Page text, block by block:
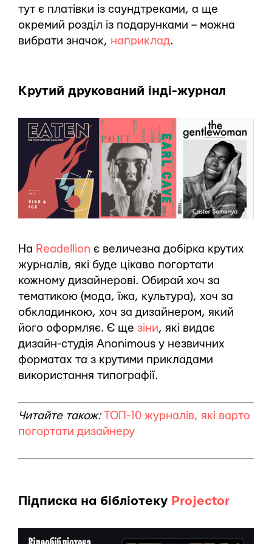
тут є платівки із саундтреками, а ще
окремий розділ із подарунками – можна
вибрати значок, наприклад.
Крутий друкований інді-журнал
На Readellion є величезна добірка крутих
журналів, які буде цікаво погортати
кожному дизайнерові. Обирай хоч за
тематикою (мода, їжа, культура), хоч за
обкладинкою, хоч за дизайнером, який
його оформляє. Є ще зіни, які видає
дизайн-студія Anonimous у незвичних
форматах та з крутими прикладами
використання типографії.
Читайте також: ТОП-10 журналів, які варто
погортати дизайнеру
Підписка на бібліотеку Projector